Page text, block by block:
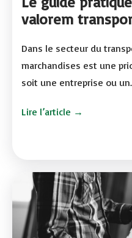
valorem
Dans le secteur du
marchandises est une
soit une entreprise ou
Lire l’article →